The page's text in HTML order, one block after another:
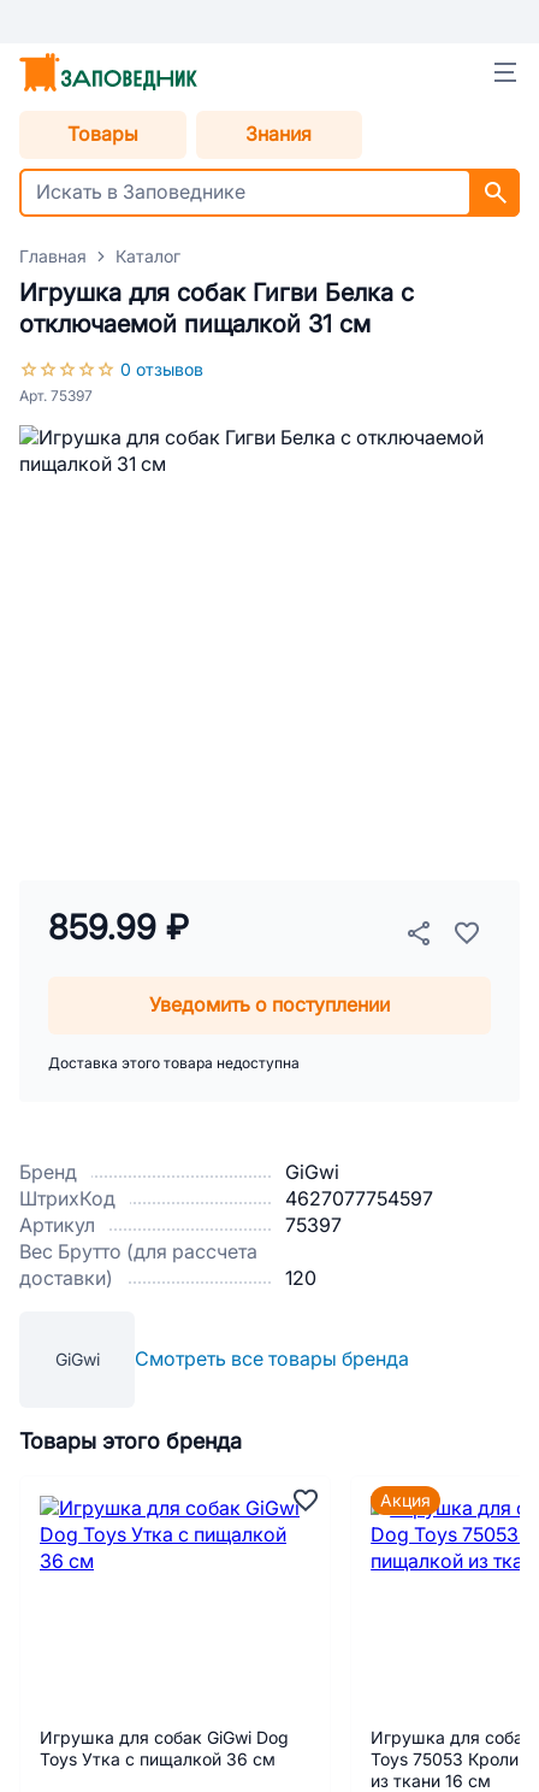
Товары Знания
Главная Каталог
Игрушка для собак Гигви Белка с
отключаемой пищалкой 31 см
0 отзывов
Арт. 75397
Бренд
GiGwi
ШтрихКод
4627077754597
Артикул
75397
Вес Брутто (для рассчета
доставки)
120
GiGwi Смотреть все товары бренда
859.99 ₽
Уведомить о поступлении
Доставка этого товара недоступна
Товары этого бренда
Игрушка для собак GiGwi Dog
Toys Утка с пищалкой 36 см
Игрушка для собак
Toys 75053 Кролик
из ткани 16 см
Акция